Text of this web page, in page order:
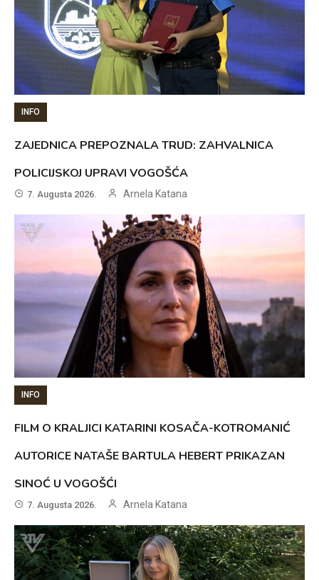
INFO
ZAJEDNICA PREPOZNALA TRUD: ZAHVALNICA
POLICIJSKOJ UPRAVI VOGOŠĆA
7. Augusta 2026. Arnela Katana
INFO
FILM O KRALJICI KATARINI KOSAČA-KOTROMANIĆ
AUTORICE NATAŠE BARTULA HEBERT PRIKAZAN
SINOĆ U VOGOŠĆI
7. Augusta 2026. Arnela Katana